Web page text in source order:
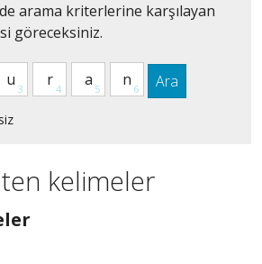
arama kriterlerine karşılayan
göreceksiniz.
Ara
kelimeler